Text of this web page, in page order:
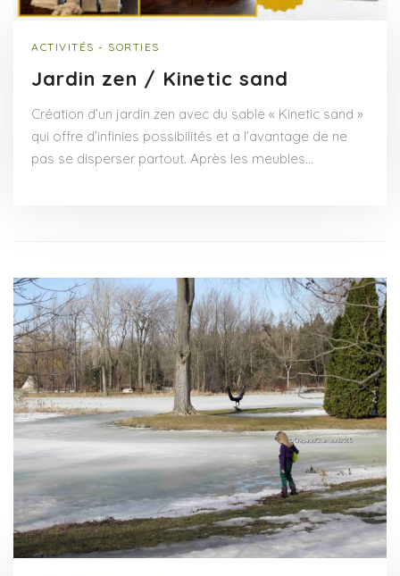
ACTIVITÉS - SORTIES
Jardin zen / Kinetic sand
Création d’un jardin zen avec du sable « Kinetic sand »
qui offre d’infinies possibilités et a l’avantage de ne
pas se disperser partout. Après les meubles…